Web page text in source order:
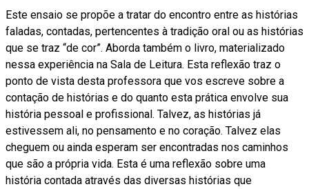
Este ensaio se propõe a tratar do encontro entre as histórias
faladas, contadas, pertencentes à tradição oral ou as histórias
que se traz “de cor”. Aborda também o livro, materializado
nessa experiência na Sala de Leitura. Esta reflexão traz o
ponto de vista desta professora que vos escreve sobre a
contação de histórias e do quanto esta prática envolve sua
história pessoal e profissional. Talvez, as histórias já
estivessem ali, no pensamento e no coração. Talvez elas
cheguem ou ainda esperam ser encontradas nos caminhos
que são a própria vida. Esta é uma reflexão sobre uma
história contada através das diversas histórias que